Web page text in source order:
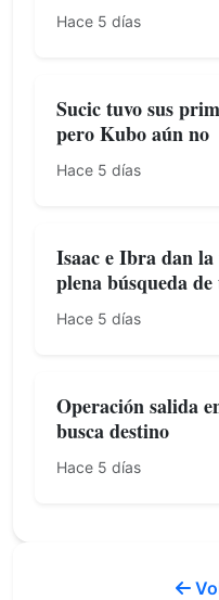
Hace 5 días
Sucic tuvo sus
pero Kubo aún no
Hace 5 días
Isaac e Ibra dan
plena búsqueda
Hace 5 días
Operación salida
busca destino
Hace 5 días